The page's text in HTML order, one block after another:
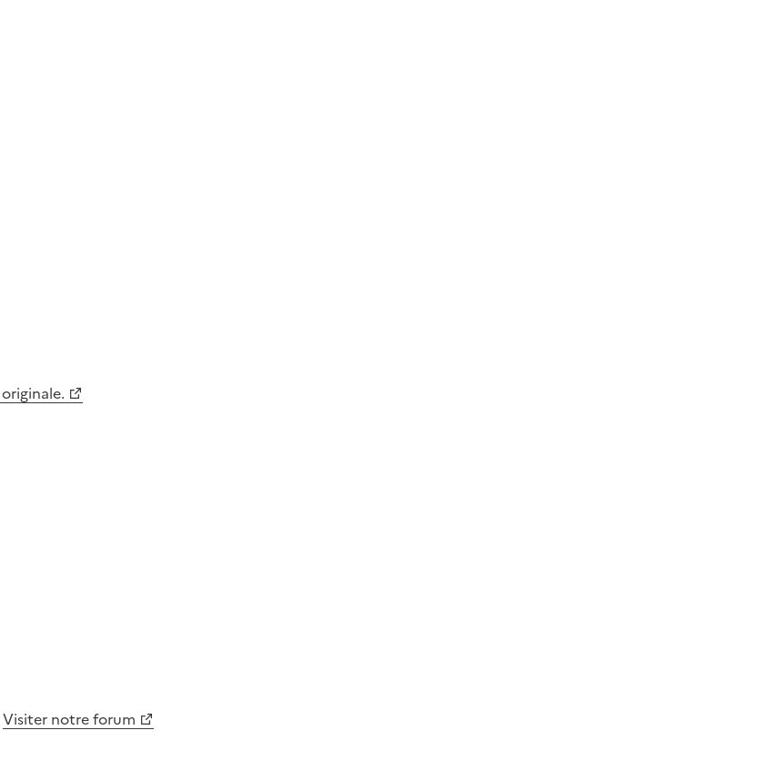
Visiter notre forum